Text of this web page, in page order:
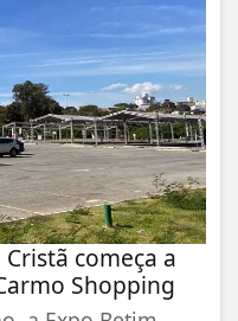
começa a
Shopping